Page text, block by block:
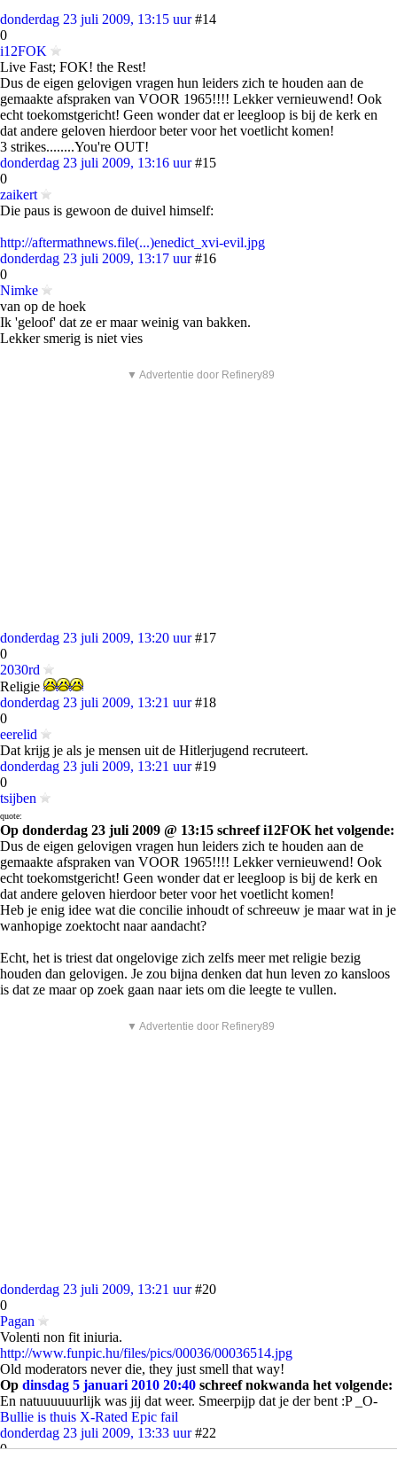
donderdag 23 juli 2009, 13:15 uur #14
0
i12FOK
Live Fast; FOK! the Rest!
Dus de eigen gelovigen vragen hun leiders zich te houden aan de
gemaakte afspraken van VOOR 1965!!!! Lekker vernieuwend! Ook
echt toekomstgericht! Geen wonder dat er leegloop is bij de kerk en
dat andere geloven hierdoor beter voor het voetlicht komen!
3 strikes........You're OUT!
donderdag 23 juli 2009, 13:16 uur #15
0
zaikert
Die paus is gewoon de duivel himself:
http://aftermathnews.file(...)enedict_xvi-evil.jpg
donderdag 23 juli 2009, 13:17 uur #16
0
Nimke
van op de hoek
Ik 'geloof' dat ze er maar weinig van bakken.
Lekker smerig is niet vies
▼ Advertentie door Refinery89
donderdag 23 juli 2009, 13:20 uur #17
0
2030rd
Religie
donderdag 23 juli 2009, 13:21 uur #18
0
eerelid
Dat krijg je als je mensen uit de Hitlerjugend recruteert.
donderdag 23 juli 2009, 13:21 uur #19
0
tsijben
quote:
Op donderdag 23 juli 2009 @ 13:15 schreef i12FOK het volgende:
Dus de eigen gelovigen vragen hun leiders zich te houden aan de
gemaakte afspraken van VOOR 1965!!!! Lekker vernieuwend! Ook
echt toekomstgericht! Geen wonder dat er leegloop is bij de kerk en
dat andere geloven hierdoor beter voor het voetlicht komen!
Heb je enig idee wat die concilie inhoudt of schreeuw je maar wat in je
wanhopige zoektocht naar aandacht?
Echt, het is triest dat ongelovige zich zelfs meer met religie bezig
houden dan gelovigen. Je zou bijna denken dat hun leven zo kansloos
is dat ze maar op zoek gaan naar iets om die leegte te vullen.
▼ Advertentie door Refinery89
donderdag 23 juli 2009, 13:21 uur #20
0
Pagan
Volenti non fit iniuria.
http://www.funpic.hu/files/pics/00036/00036514.jpg
Old moderators never die, they just smell that way!
Op dinsdag 5 januari 2010 20:40 schreef nokwanda het volgende:
En natuuuuuurlijk was jij dat weer. Smeerpijp dat je der bent :P _O-
Bullie is thuis X-Rated Epic fail
donderdag 23 juli 2009, 13:33 uur #22
0